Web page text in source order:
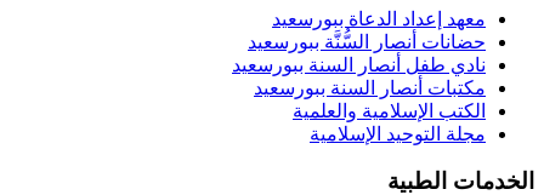
معهد إعداد الدعاة ببورسعيد
حضانات أنصار السُّنَّة ببورسعيد
نادي طفل أنصار السنة ببورسعيد
مكتبات أنصار السنة ببورسعيد
الكتب الإسلامية والعلمية
مجلة التوحيد الإسلامية
الخدمات الطبية